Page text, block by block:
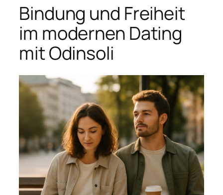
Bindung und Freiheit
im modernen Dating
mit Odinsoli